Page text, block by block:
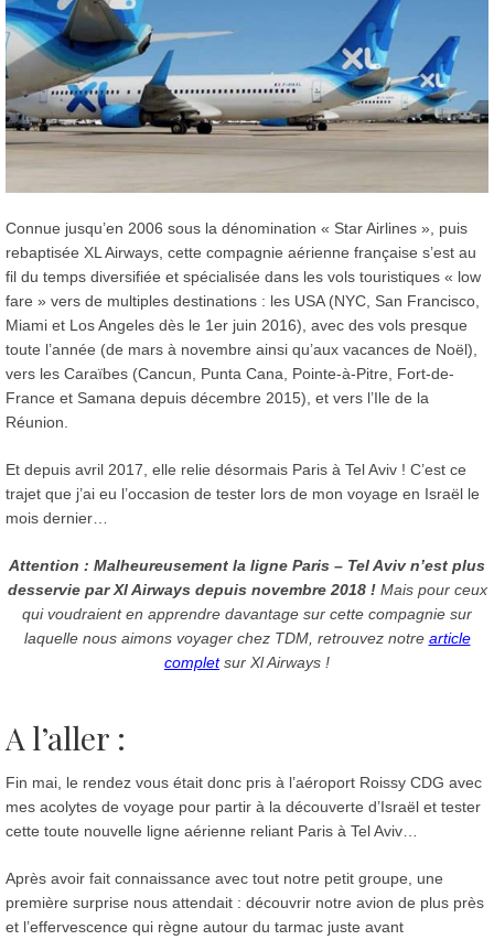
Connue jusqu’en 2006 sous la dénomination « Star Airlines », puis
rebaptisée XL Airways, cette compagnie aérienne française s’est au
fil du temps diversifiée et spécialisée dans les vols touristiques « low
fare » vers de multiples destinations : les USA (NYC, San Francisco,
Miami et Los Angeles dès le 1er juin 2016), avec des vols presque
toute l’année (de mars à novembre ainsi qu’aux vacances de Noël),
vers les Caraïbes (Cancun, Punta Cana, Pointe-à-Pitre, Fort-de-
France et Samana depuis décembre 2015), et vers l’Ile de la
Réunion.
Et depuis avril 2017, elle relie désormais Paris à Tel Aviv ! C’est ce
trajet que j’ai eu l’occasion de tester lors de mon voyage en Israël le
mois dernier…
Attention : Malheureusement la ligne Paris – Tel Aviv n’est plus
desservie par Xl Airways depuis novembre 2018 ! Mais pour ceux
qui voudraient en apprendre davantage sur cette compagnie sur
laquelle nous aimons voyager chez TDM, retrouvez notre article
completsur Xl Airways !
A l’aller :
Fin mai, le rendez vous était donc pris à l’aéroport Roissy CDG avec
mes acolytes de voyage pour partir à la découverte d’Israël et tester
cette toute nouvelle ligne aérienne reliant Paris à Tel Aviv…
Après avoir fait connaissance avec tout notre petit groupe, une
première surprise nous attendait : découvrir notre avion de plus près
et l’effervescence qui règne autour du tarmac juste avant